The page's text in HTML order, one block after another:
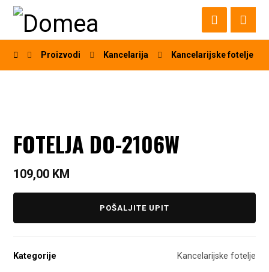
Proizvodi Kancelarija Kancelarijske fotelje
FOTELJA DO-2106W
109,00 KM
POŠALJITE UPIT
Kategorije Kancelarijske fotelje